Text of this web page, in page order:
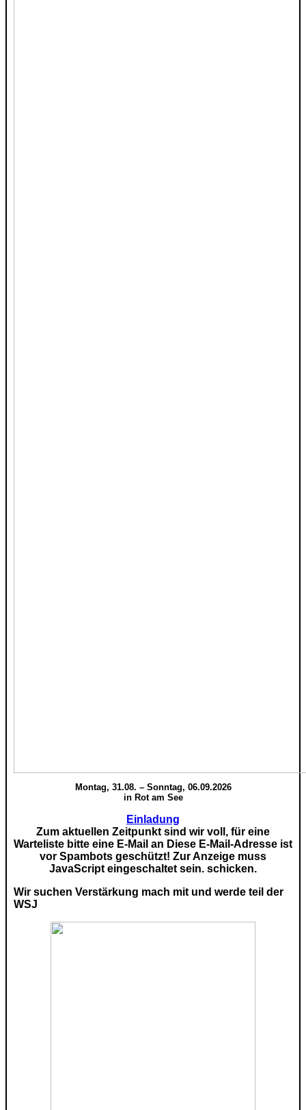
Montag, 31.08. – Sonntag, 06.09.2026
in Rot am See
Einladung
Zum aktuellen Zeitpunkt sind wir voll, für eine
Warteliste bitte eine E-Mail an Diese E-Mail-Adresse ist
vor Spambots geschützt! Zur Anzeige muss
JavaScript eingeschaltet sein. schicken.
Wir suchen Verstärkung mach mit und werde teil der
WSJ